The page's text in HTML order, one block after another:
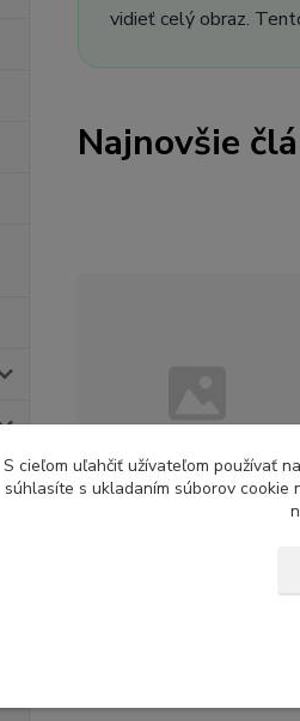
vidieť celý obraz.
Najnovšie
S cieľom uľahčiť užívateľom používať
súhlasíte s ukladaním súborov cookie